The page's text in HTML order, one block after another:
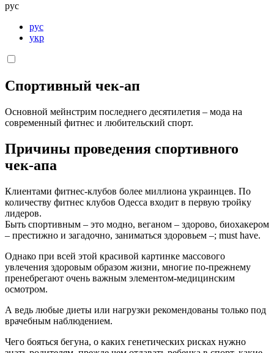
рус
рус
укр
Спортивный чек-ап
Основной мейнстрим последнего десятилетия – мода на
современный фитнес и любительский спорт.
Причины проведения спортивного
чек-апа
Клиентами фитнес-клубов более миллиона украинцев. По
количеству фитнес клубов Одесса входит в первую тройку
лидеров.
Быть спортивным – это модно, веганом – здорово, биохакером
– престижно и загадочно, заниматься здоровьем –; must have.
Однако при всей этой красивой картинке массового
увлечения здоровым образом жизни, многие по-прежнему
пренебрегают очень важным элементом-медицинским
осмотром.
А ведь любые диеты или нагрузки рекомендованы только под
врачебным наблюдением.
Чего бояться бегуна, о каких генетических рисках нужно